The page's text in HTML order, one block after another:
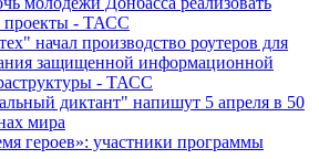
проекты - ТАСС
начал производство роутеров для
защищенной информационной
- ТАСС
диктант" напишут 5 апреля в 50
мира
героев»: участники программы